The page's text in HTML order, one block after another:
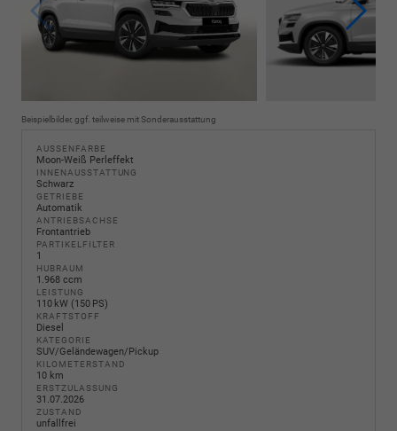
Beispielbilder, ggf. teilweise mit Sonderausstattung
AUSSENFARBE
Moon-Weiß Perleffekt
INNENAUSSTATTUNG
Schwarz
GETRIEBE
Automatik
ANTRIEBSACHSE
Frontantrieb
PARTIKELFILTER
1
HUBRAUM
1.968 ccm
LEISTUNG
110 kW (150 PS)
KRAFTSTOFF
Diesel
KATEGORIE
SUV/Geländewagen/Pickup
KILOMETERSTAND
10 km
ERSTZULASSUNG
31.07.2026
ZUSTAND
unfallfrei